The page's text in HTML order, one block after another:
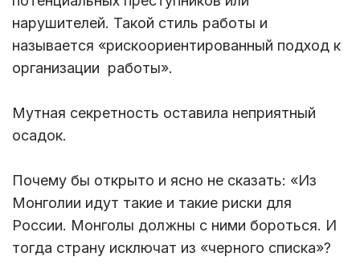
нарушителей. Такой стиль работы и
называется «рискоориентированный подход к
организации работы».
Мутная секретность оставила неприятный
осадок.
Почему бы открыто и ясно не сказать: «Из
Монголии идут такие и такие риски для
России. Монголы должны с ними бороться. И
тогда страну исключат из «черного списка»?